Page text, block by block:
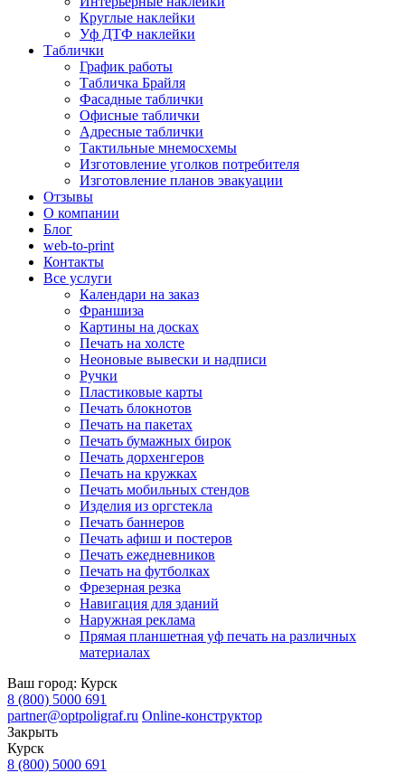
Круглые наклейки
Уф ДТФ наклейки
Таблички
График работы
Табличка Брайля
Фасадные таблички
Офисные таблички
Адресные таблички
Тактильные мнемосхемы
Изготовление уголков потребителя
Изготовление планов эвакуации
Отзывы
О компании
Блог
web-to-print
Контакты
Все услуги
Календари на заказ
Франшиза
Картины на досках
Печать на холсте
Неоновые вывески и надписи
Ручки
Пластиковые карты
Печать блокнотов
Печать на пакетах
Печать бумажных бирок
Печать дорхенгеров
Печать на кружках
Печать мобильных стендов
Изделия из оргстекла
Печать баннеров
Печать афиш и постеров
Печать ежедневников
Печать на футболках
Фрезерная резка
Навигация для зданий
Наружная реклама
Прямая планшетная уф печать на различных
материалах
Ваш город: Курск
8 (800) 5000 691
partner@optpoligraf.ru Online-конструктор
Закрыть
Курск
8 (800) 5000 691